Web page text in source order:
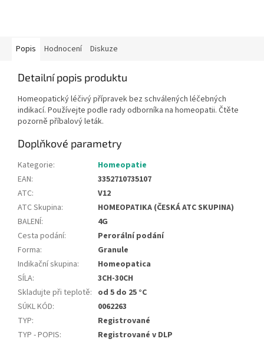
Popis Hodnocení Diskuze
Detailní popis produktu
Homeopatický léčivý přípravek bez schválených léčebných
indikací. Používejte podle rady odborníka na homeopatii. Čtěte
pozorně příbalový leták.
Doplňkové parametry
Kategorie:
Homeopatie
EAN:
3352710735107
ATC:
V12
ATC Skupina:
HOMEOPATIKA (ČESKÁ ATC SKUPINA)
BALENÍ:
4G
Cesta podání:
Perorální podání
Forma:
Granule
Indikační skupina:
Homeopatica
SÍLA:
3CH-30CH
Skladujte při teplotě: od 5 do 25 °C
SÚKL KÓD:
0062263
TYP:
Registrované
TYP - POPIS: Registrované v DLP